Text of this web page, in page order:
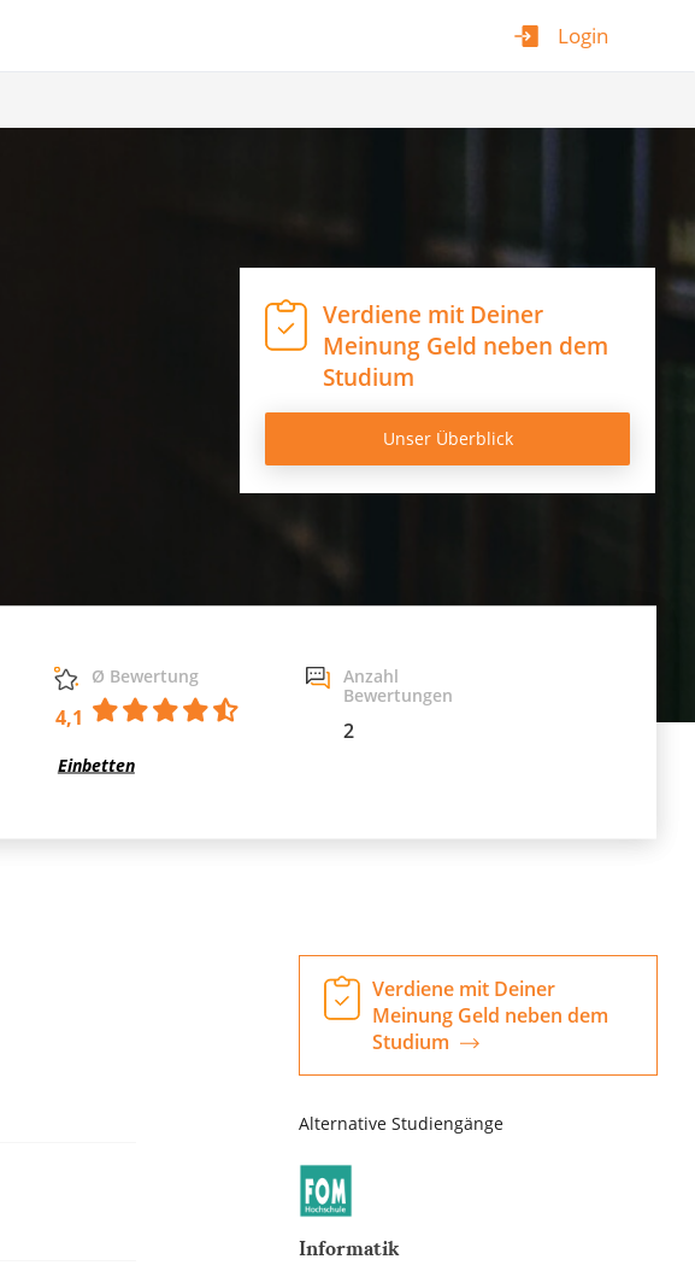
Login
Verdiene mit Deiner
Meinung Geld neben dem
Studium
Unser Überblick
Ø Bewertung
4,1
Einbetten
Anzahl
Bewertungen
2
Verdiene mit Deiner
Meinung Geld neben dem
Studium
Alternative Studiengänge
Informatik